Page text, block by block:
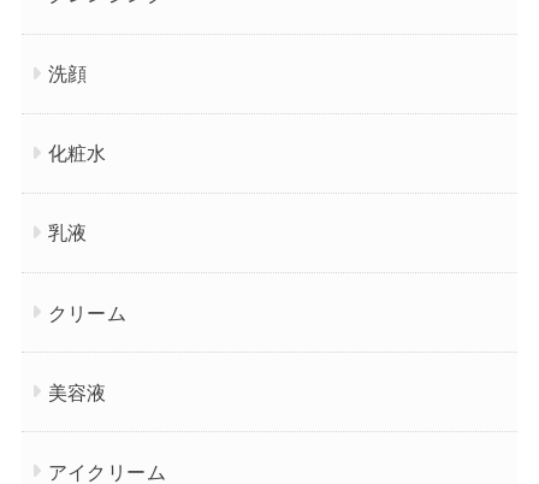
洗顔
化粧水
乳液
クリーム
美容液
アイクリーム